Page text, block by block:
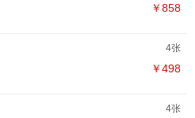
￥858
4张
￥498
4张